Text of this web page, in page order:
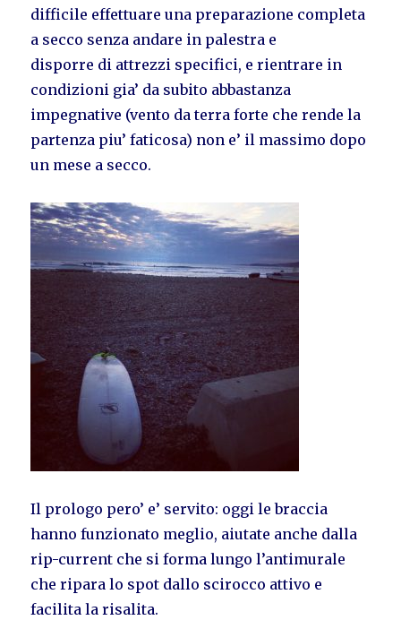
difficile effettuare una preparazione completa
a secco senza andare in palestra e
disporre di attrezzi specifici, e rientrare in
condizioni gia’ da subito abbastanza
impegnative (vento da terra forte che rende la
partenza piu’ faticosa) non e’ il massimo dopo
un mese a secco.
Il prologo pero’ e’ servito: oggi le braccia
hanno funzionato meglio, aiutate anche dalla
rip-current che si forma lungo l’antimurale
che ripara lo spot dallo scirocco attivo e
facilita la risalita.